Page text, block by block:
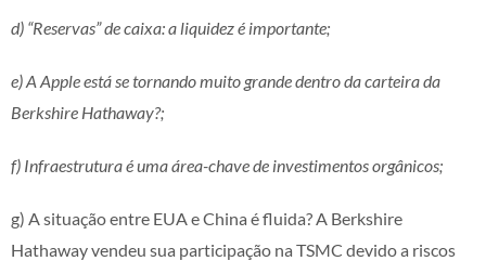
d) “Reservas” de caixa: a liquidez é importante;
e) A Apple está se tornando muito grande dentro da carteira da
Berkshire Hathaway?;
f) Infraestrutura é uma área-chave de investimentos orgânicos;
g) A situação entre EUA e China é fluida? A Berkshire
Hathaway vendeu sua participação na TSMC devido a riscos